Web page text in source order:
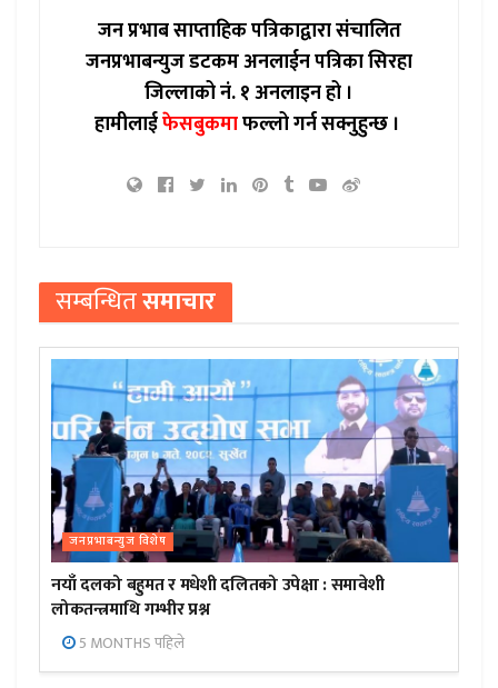
जन प्रभाब साप्ताहिक पत्रिकाद्वारा संचालित
जनप्रभाबन्युज डटकम अनलाईन पत्रिका सिरहा
जिल्लाको नं. १ अनलाइन हो ।
हामीलाईफेसबुकमाफल्लो गर्न सक्नुहुन्छ ।
सम्बन्धितसमाचार
जनप्रभाबन्युज विशेष
नयाँ दलको बहुमत र मधेशी दलितको उपेक्षा : समावेशी
लोकतन्त्रमाथि गम्भीर प्रश्न
5 MONTHS पहिले